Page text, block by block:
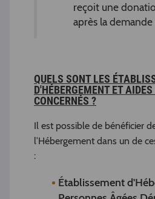
reçoit une
après la demande
QUELS SONT LES
D'HÉBERGEMENT ET
CONCERNÉS ?
Il est possible de bénéficier
l’Hébergement dans un de
:
Établissement